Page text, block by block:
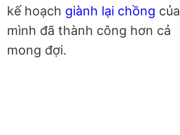
kế hoạch giành lại chồng của
mình đã thành công hơn cả
mong đợi.